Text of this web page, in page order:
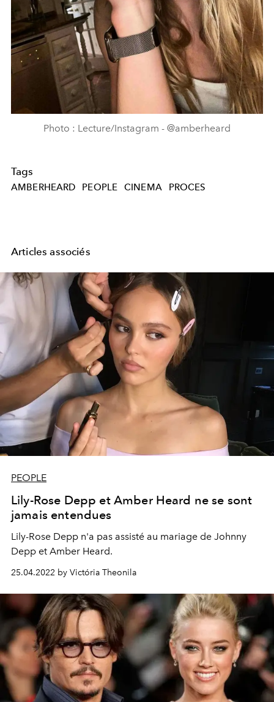
Photo : Lecture/Instagram - @amberheard
Tags
AMBERHEARD PEOPLE CINEMA PROCES
Articles associés
PEOPLE
Lily-Rose Depp et Amber Heard ne se sont
jamais entendues
Lily-Rose Depp n'a pas assisté au mariage de Johnny
Depp et Amber Heard.
25.04.2022 by Victória Theonila